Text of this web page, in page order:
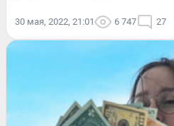
30 мая, 2022, 21:01 6 747 27